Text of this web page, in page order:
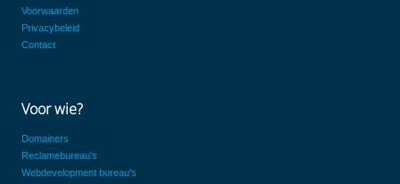
Voorwaarden
Privacybeleid
Contact
Voor wie?
Domainers
Reclamebureau's
Webdevelopment bureau's